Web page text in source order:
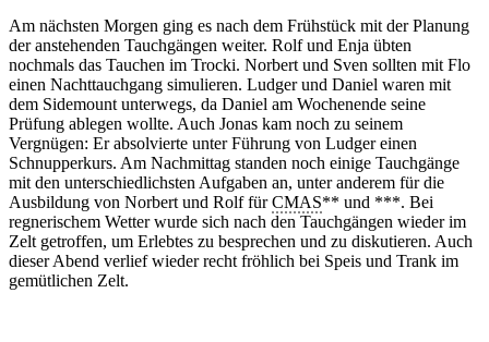
Am nächsten Morgen ging es nach dem Frühstück mit der Planung
der anstehenden Tauchgängen weiter. Rolf und Enja übten
nochmals das Tauchen im Trocki. Norbert und Sven sollten mit Flo
einen Nachttauchgang simulieren. Ludger und Daniel waren mit
dem Sidemount unterwegs, da Daniel am Wochenende seine
Prüfung ablegen wollte. Auch Jonas kam noch zu seinem
Vergnügen: Er absolvierte unter Führung von Ludger einen
Schnupperkurs. Am Nachmittag standen noch einige Tauchgänge
mit den unterschiedlichsten Aufgaben an, unter anderem für die
Ausbildung von Norbert und Rolf fürCMAS** und ***. Bei
regnerischem Wetter wurde sich nach den Tauchgängen wieder im
Zelt getroffen, um Erlebtes zu besprechen und zu diskutieren. Auch
dieser Abend verlief wieder recht fröhlich bei Speis und Trank im
gemütlichen Zelt.